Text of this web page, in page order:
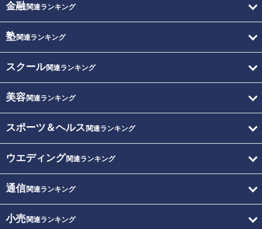
金融関連ランキング
塾関連ランキング
スクール関連ランキング
美容関連ランキング
スポーツ＆ヘルス 関連ランキング
ウエディング関連ランキング
通信関連ランキング
小売関連ランキング